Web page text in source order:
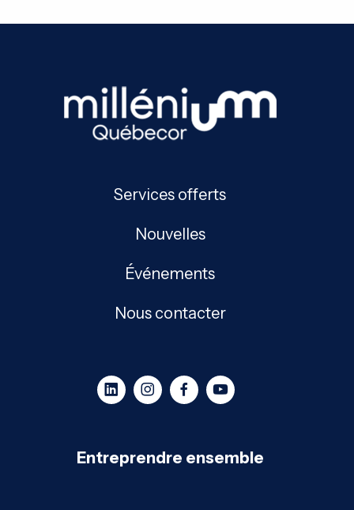
Services offerts
Nouvelles
Événements
Nous contacter
Entreprendre ensemble